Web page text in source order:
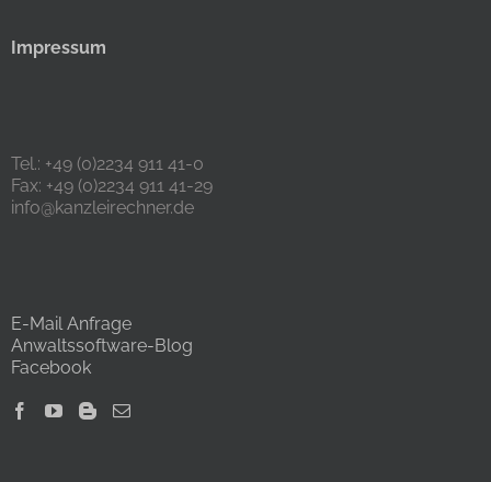
Impressum
Tel.: +49 (0)2234 911 41-0
Fax: +49 (0)2234 911 41-29
info@kanzleirechner.de
E-Mail Anfrage
Anwaltssoftware-Blog
Facebook